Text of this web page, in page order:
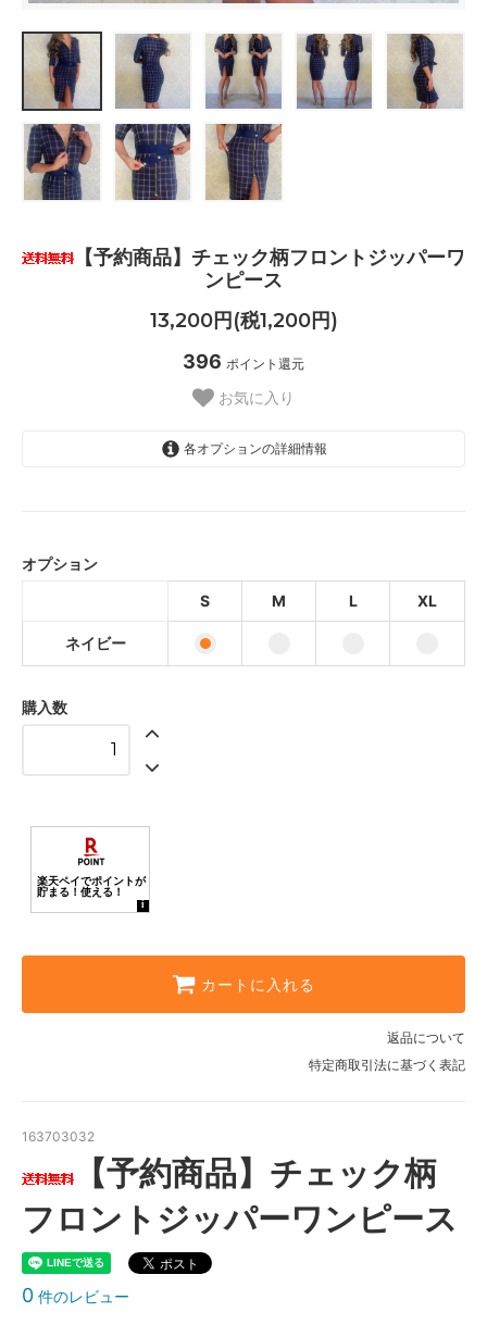
【予約商品】チェック柄フロントジッパーワ
ンピース
13,200円(税1,200円)
396 ポイント還元
お気に入り
各オプションの詳細情報
ネイビー
オプション
S
M L XL
ネイビー
購入数
カートに入れる
返品について
特定商取引法に基づく表記
163703032
【予約商品】チェック柄
フロントジッパーワンピース
0 件のレビュー